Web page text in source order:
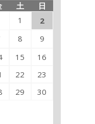
土
日
1
2
8
9
15
16
22
23
29
30